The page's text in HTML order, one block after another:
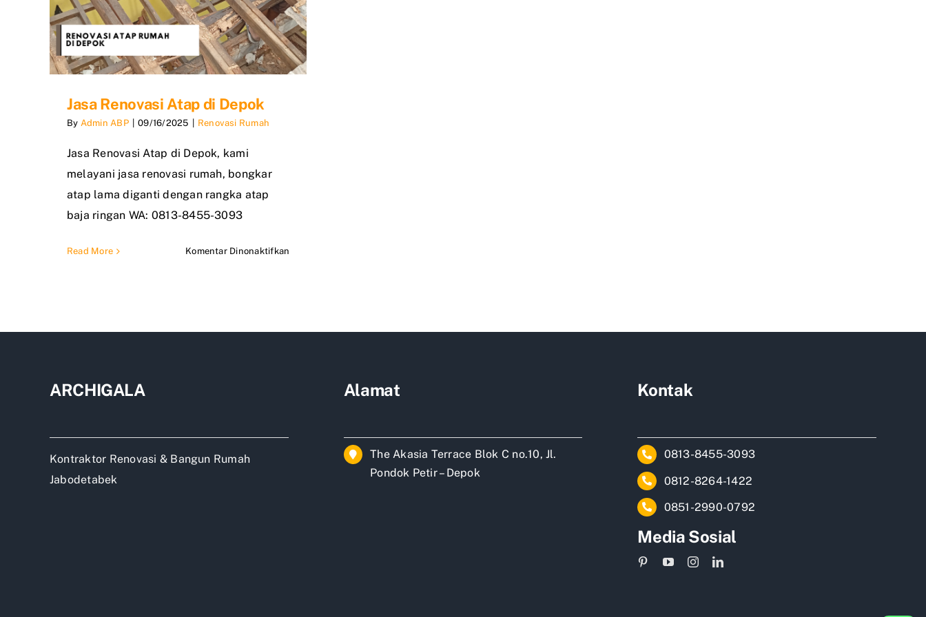
Jasa Renovasi Atap di Depok
By Admin ABP 09/16/2025 Renovasi Rumah
Jasa Renovasi Atap di Depok, kami
melayani jasa renovasi rumah, bongkar
atap lama diganti dengan rangka atap
baja ringan WA: 0813-8455-3093
Read More Komentar Dinonaktifkan
Depok
ARCHIGALA
Kontraktor Renovasi & Bangun Rumah
Jabodetabek
Alamat
The Akasia Terrace Blok C no.10, Jl.
Pondok Petir – Depok
Kontak
0813-8455-3093
0812-8264-1422
0851-2990-0792
Media Sosial